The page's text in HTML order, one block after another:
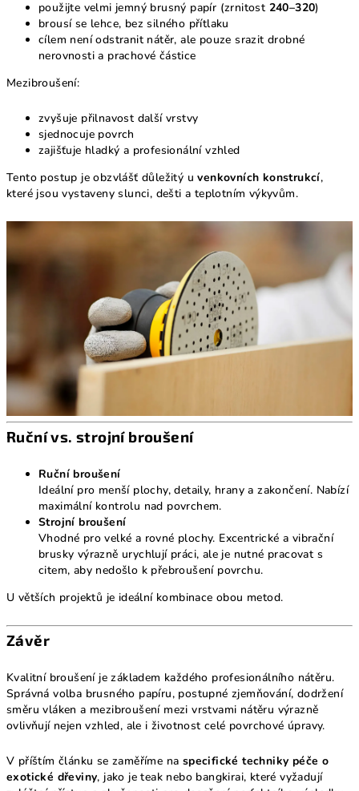
použijte velmi jemný brusný papír (zrnitost 240–320)
brousí se lehce, bez silného přítlaku
cílem není odstranit nátěr, ale pouze srazit drobné
nerovnosti a prachové částice
Mezibroušení:
zvyšuje přilnavost další vrstvy
sjednocuje povrch
zajišťuje hladký a profesionální vzhled
Tento postup je obzvlášť důležitý uvenkovních konstrukcí,
které jsou vystaveny slunci, dešti a teplotním výkyvům.
Ruční vs. strojní broušení
Ruční broušení
Ideální pro menší plochy, detaily, hrany a zakončení. Nabízí
maximální kontrolu nad povrchem.
Strojní broušení
Vhodné pro velké a rovné plochy. Excentrické a vibrační
brusky výrazně urychlují práci, ale je nutné pracovat s
citem, aby nedošlo k přebroušení povrchu.
U větších projektů je ideální kombinace obou metod.
Závěr
Kvalitní broušení je základem každého profesionálního nátěru.
Správná volba brusného papíru, postupné zjemňování, dodržení
směru vláken a mezibroušení mezi vrstvami nátěru výrazně
ovlivňují nejen vzhled, ale i životnost celé povrchové úpravy.
V příštím článku se zaměříme na specifické techniky péče o
exotické dřeviny, jako je teak nebo bangkirai, které vyžadují